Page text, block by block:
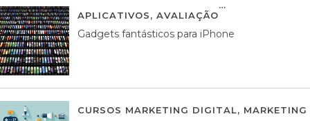
APLICATIVOS, AVALIAÇÃO
Gadgets fantásticos para iPhone
CURSOS MARKETING DIGITAL,